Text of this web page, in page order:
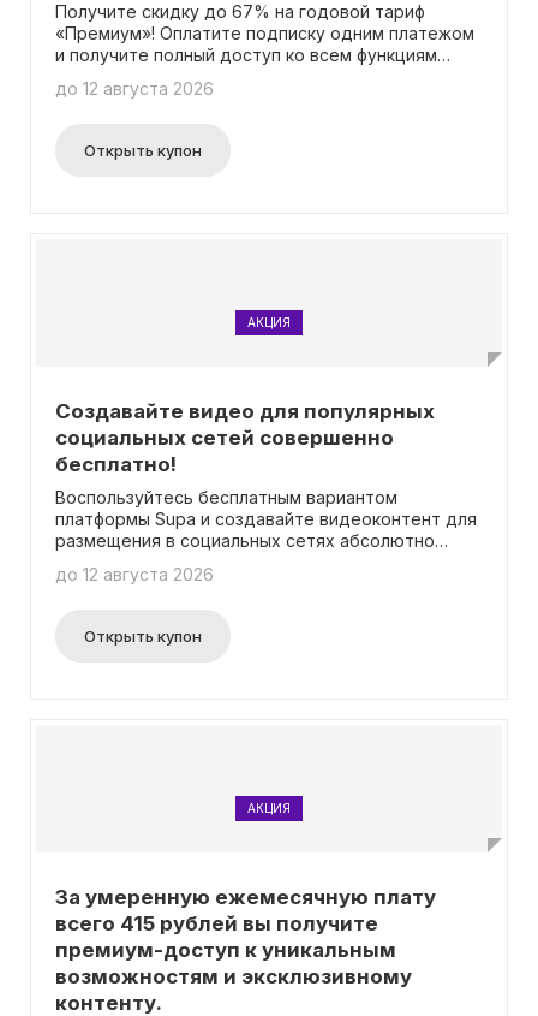
Получите скидку до 67% на годовой тариф
«Премиум»! Оплатите подписку одним платежом
и получите полный доступ ко всем функциям
выбрать этот тариф и у вас будет полноценное
до 12 августа 2026
Открыть купон
АКЦИЯ
Создавайте видео для популярных
социальных сетей совершенно
бесплатно!
Воспользуйтесь бесплатным вариантом
платформы Supa и создавайте видеоконтент для
размещения в социальных сетях абсолютно
на официальной странице. Вам не потребуется
предложения.
до 12 августа 2026
Открыть купон
АКЦИЯ
За умеренную ежемесячную плату
всего 415 рублей вы получите
премиум-доступ к уникальным
возможностям и эксклюзивному
контенту.